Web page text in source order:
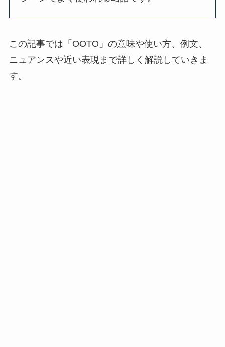
この記事では「OOTO」の意味や使い方、例文、
ニュアンスや近い表現まで詳しく解説していきま
す。